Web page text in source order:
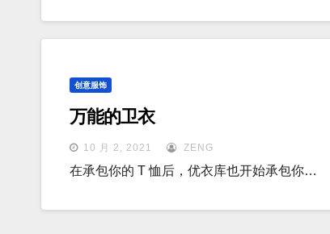
创意服饰
万能的卫衣
10 月 2, 2021 ZENG
在承包你的 T 恤后，优衣库也开始承包你…